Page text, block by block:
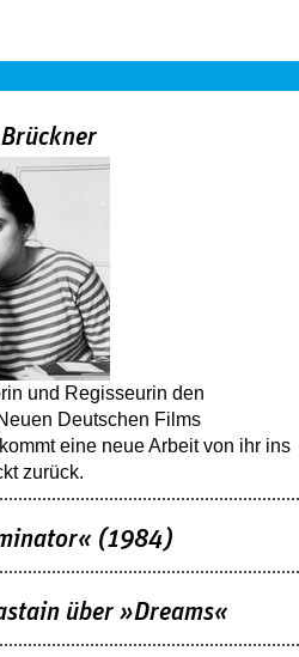
und Regisseurin den
Deutschen Films
eine neue Arbeit von ihr ins
zurück.
(1984)
über »Dreams«